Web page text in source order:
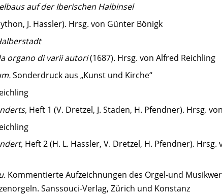
auf der Iberischen Halbinsel
J. Hassler). Hrsg. von Günter ­Bönigk
organo di varii autori(1687). Hrsg. von ­Alfred Reichling
Sonderdruck aus „Kunst und Kirche“
Heft 1 (V. Dretzel, J. Staden, H. Pfendner). Hrsg.
Heft 2 (H. L. Hassler, V. Dretzel, H. Pfendner). Hrsg.
Kommentierte Aufzeichnungen des Orgel-und
Sanssouci-Verlag, Zürich und Konstanz